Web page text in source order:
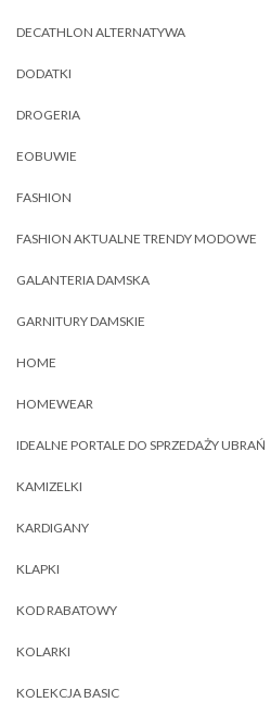
DECATHLON ALTERNATYWA
DODATKI
DROGERIA
EOBUWIE
FASHION
FASHION AKTUALNE TRENDY MODOWE
GALANTERIA DAMSKA
GARNITURY DAMSKIE
HOME
HOMEWEAR
IDEALNE PORTALE DO SPRZEDAŻY UBRAŃ
KAMIZELKI
KARDIGANY
KLAPKI
KOD RABATOWY
KOLARKI
KOLEKCJA BASIC